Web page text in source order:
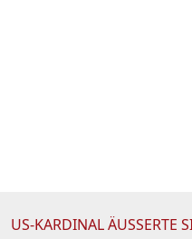
US-KARDINAL ÄUSSERTE